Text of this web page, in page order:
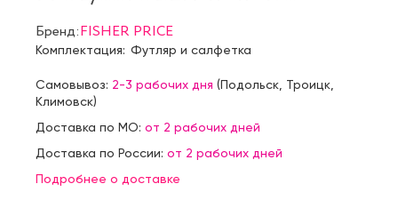
Бренд:FISHER PRICE
Комплектация: Футляр и салфетка
Самовывоз: 2-3 рабочих дня (Подольск Троицк
Климовск)
Доставка по МО: от 2 рабочих дней
Доставка по России: от 2 рабочих дней
Подробнее о доставке